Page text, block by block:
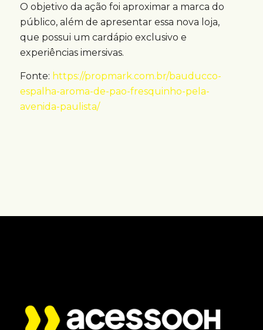
O objetivo da ação foi aproximar a marca do
público, além de apresentar essa nova loja,
que possui um cardápio exclusivo e
experiências imersivas.
Fonte: https://propmark.com.br/bauducco-
espalha-aroma-de-pao-fresquinho-pela-
avenida-paulista/